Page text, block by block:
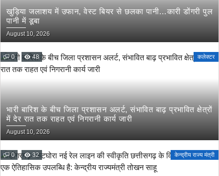
खुड़िया जलाशय में उफान, वेस्ट बियर से छलका पानी…कारी डोंगरी पुल
पानी में डूबा
August 10, 2026
0 48 कलेक्टर
भारी बारिश के बीच जिला प्रशासन अलर्ट, संभावित बाढ़ प्रभावित क्षेत्रों
में देर रात तक राहत एवं निगरानी कार्य जारी
August 10, 2026
0 32 केन्द्रीय राज्य मंत्री